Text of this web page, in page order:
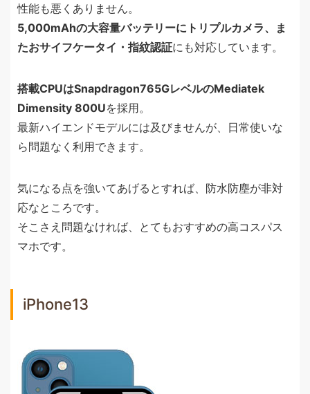
性能も悪くありません。
5,000mAhの大容量バッテリーにトリプルカメラ、ま
たおサイフケータイ・指紋認証にも対応しています。
搭載CPUはSnapdragon765GレベルのMediatek
Dimensity 800Uを採用。
最新ハイエンドモデルには及びませんが、日常使いな
ら問題なく利用できます。
気になる点を強いてあげるとすれば、防水防塵が非対
応なところです。
そこさえ問題なければ、とてもおすすめの高コスパス
マホです。
iPhone13